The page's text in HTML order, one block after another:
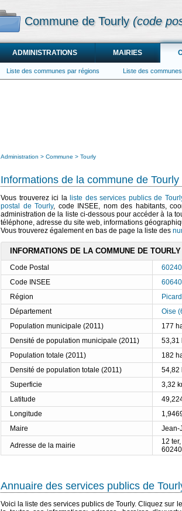
Commune de Tourly (code
ADMINISTRATIONS MAIRIES
Liste des communes par régions Liste des
Administration Commune Tourly
Informations de la commune de Tourly
Vous trouverez ici la liste des services publics de
postal de Tourly, code INSEE, nom des habitants,
administration de la liste ci-dessous pour accéder à la
téléphone, adresse du site web, informations
Vous trouverez également en bas de page la liste des
INFORMATIONS DE LA COMMUNE DE TOURLY
Code Postal
60240
Code INSEE
60640
Région
Département
Oise
Population municipale (2011)
177
Densité de population municipale (2011)
53,31
Population totale (2011)
182
Densité de population totale (2011)
54,82
Superficie
3,32
Latitude
Longitude
Maire
Jean-
Adresse de la mairie
12
Annuaire des services publics de
Voici la liste des services publics de Tourly. Cliquez sur